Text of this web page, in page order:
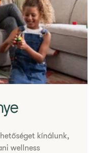
kínálunk,
wellness